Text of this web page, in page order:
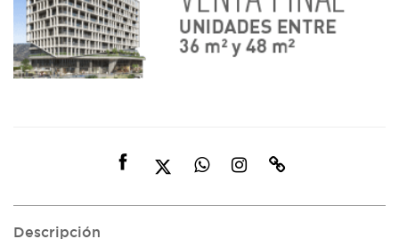
Descripción